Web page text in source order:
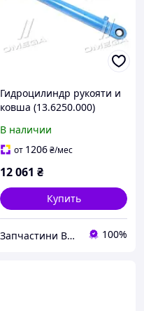
Гидроцилиндр рукояти и
ковша (13.6250.000)
ЭО-2621А,В,В1,В2,-2203,-2
626 (пр-во ВЗТА)
В наличии
от 1206₴/мес
12 061 ₴
Купить
Запчастини ВСІМ 100%